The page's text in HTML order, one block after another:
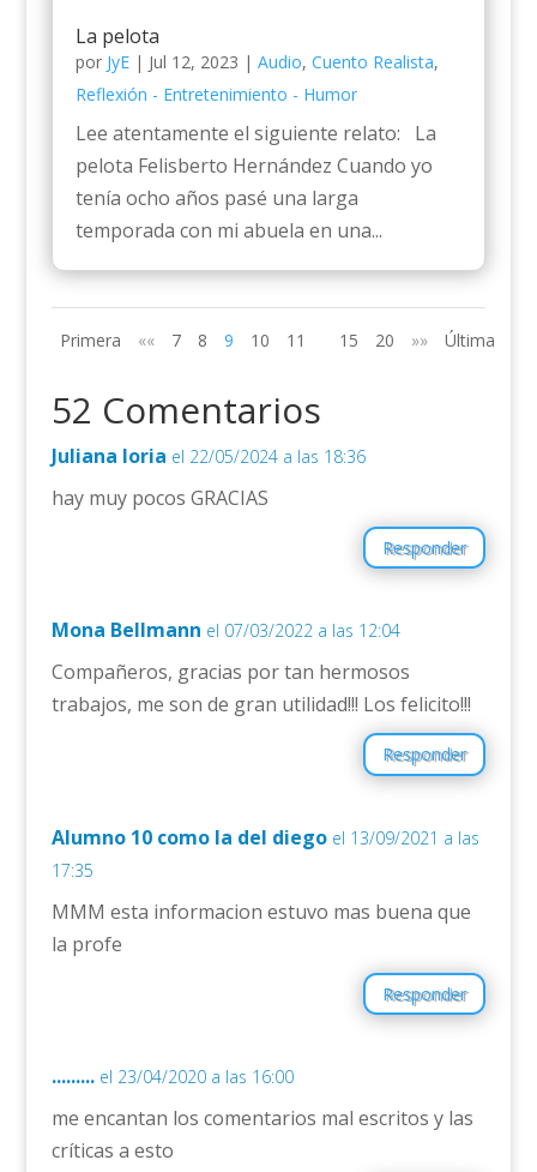
La pelota
por JyE| Jul 12, 2023 | Audio, Cuento Realista,
Reflexión - Entretenimiento - Humor
Lee atentamente el siguiente relato: La
pelota Felisberto Hernández Cuando yo
tenía ocho años pasé una larga
temporada con mi abuela en una...
Primera «« 7 8 9 10 11 15 20 »» Última
52 Comentarios
Juliana loria el 22/05/2024 a las 18:36
hay muy pocos GRACIAS
Responder
Mona Bellmann el 07/03/2022 a las 12:04
Compañeros, gracias por tan hermosos
trabajos, me son de gran utilidad!!! Los felicito!!!
Responder
Alumno 10 como la del diego el 13/09/2021 a las
17:35
MMM esta informacion estuvo mas buena que
la profe
Responder
......... el 23/04/2020 a las 16:00
me encantan los comentarios mal escritos y las
críticas a esto